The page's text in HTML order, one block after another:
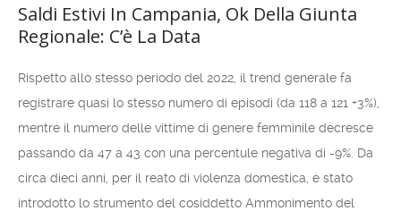
Saldi Estivi In Campania, Ok Della Giunta
Regionale: C’è La Data
Rispetto allo stesso periodo del 2022, il trend generale fa
registrare quasi lo stesso numero di episodi (da 118 a 121 +3%),
mentre il numero delle vittime di genere femminile decresce
passando da 47 a 43 con una percentule negativa di -9%. Da
circa dieci anni, per il reato di violenza domestica, è stato
introdotto lo strumento del cosiddetto Ammonimento del